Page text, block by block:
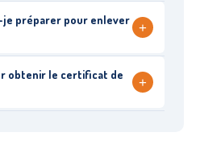
je préparer pour enlever
+
obtenir le certificat de
+